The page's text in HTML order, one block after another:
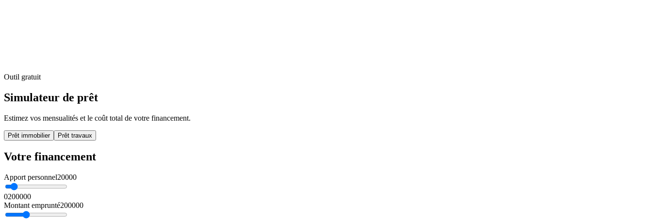
Outil gratuit
Simulateur de prêt
Estimez vos mensualités et le coût total de votre financement.
Prêt immobilier Prêt travaux
Votre financement
Apport personnel20000
0200000
Montant emprunté200000